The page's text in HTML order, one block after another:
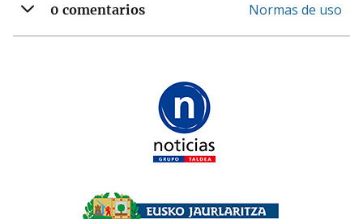
0 comentarios Normas de uso